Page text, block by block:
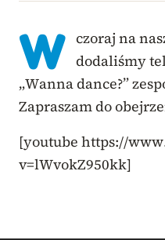
W czoraj na
dodaliśmy
„Wanna dance?”
Zapraszam do
[youtube https://
v=lWvokZ950kk]